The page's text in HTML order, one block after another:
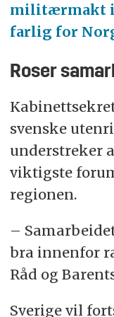
militærmakt i
farlig for
Roser
svenske
understreker
viktigste
regionen.
–
bra innenfor
Råd og
Sverige vil